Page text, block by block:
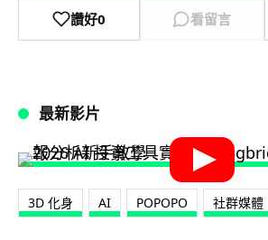
讚好0 看留言
最新影片
3D 化身 AI POPOPO 社群媒體